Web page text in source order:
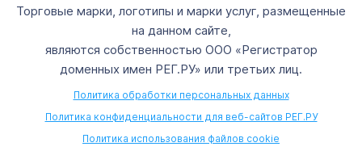
Торговые марки, логотипы и марки услуг, размещенные
на данном сайте,
являются собственностью ООО «Регистратор
доменных имен РЕГ.РУ» или третьих лиц.
Политика обработки персональных данных
Политика конфиденциальности для веб-сайтов РЕГ.РУ
Политика использования файлов cookie